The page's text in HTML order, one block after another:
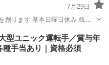
7月29日
創ります 基本日曜日休み 残業
り
型ユニック運転手／賞与年
種手当あり｜資格必須